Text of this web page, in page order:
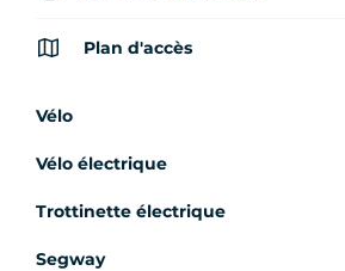
Plan d'accès
Vélo
Vélo électrique
Trottinette électrique
Segway